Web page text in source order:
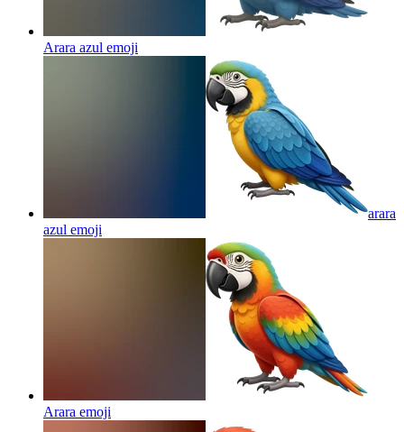
Arara azul emoji
arara
azul emoji
Arara emoji